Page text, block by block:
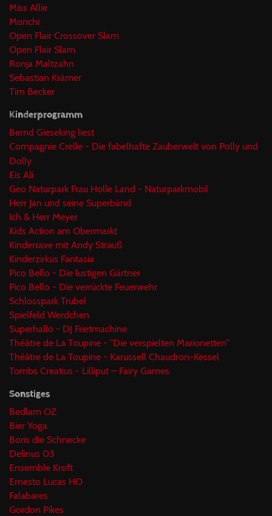
Miss Allie
Monchi
Open Flair Crossover Slam
Open Flair Slam
Ronja Maltzahn
Sebastian Krämer
Tim Becker
Kinderprogramm
Bernd Gieseking liest
Compagnie Crelle - Die fabelhafte Zauberwelt von Polly und
Dolly
Eis Ali
Geo Naturpark Frau Holle Land - Naturparkmobil
Herr Jan und seine Superbänd
Ich & Herr Meyer
Kids Action am Obermarkt
Kinderrave mit Andy Strauß
Kinderzirkus Fantasia
Pico Bello - Die lustigen Gärtner
Pico Bello - Die verrückte Feuerwehr
Schlosspark Trubel
Spielfeld Werdchen
Superhallo - DJ Frietmachine
Théâtre de La Toupine - "Die verspielten Marionetten"
Théâtre de La Toupine - Karussell Chaudron-Kessel
Tombs Creatius - Lilliput – Fairy Games
Sonstiges
Bedlam OZ
Bier Yoga
Boris die Schnecke
Delinus 03
Ensemble Kroft
Ernesto Lucas HO
Falabares
Gordon Pikes